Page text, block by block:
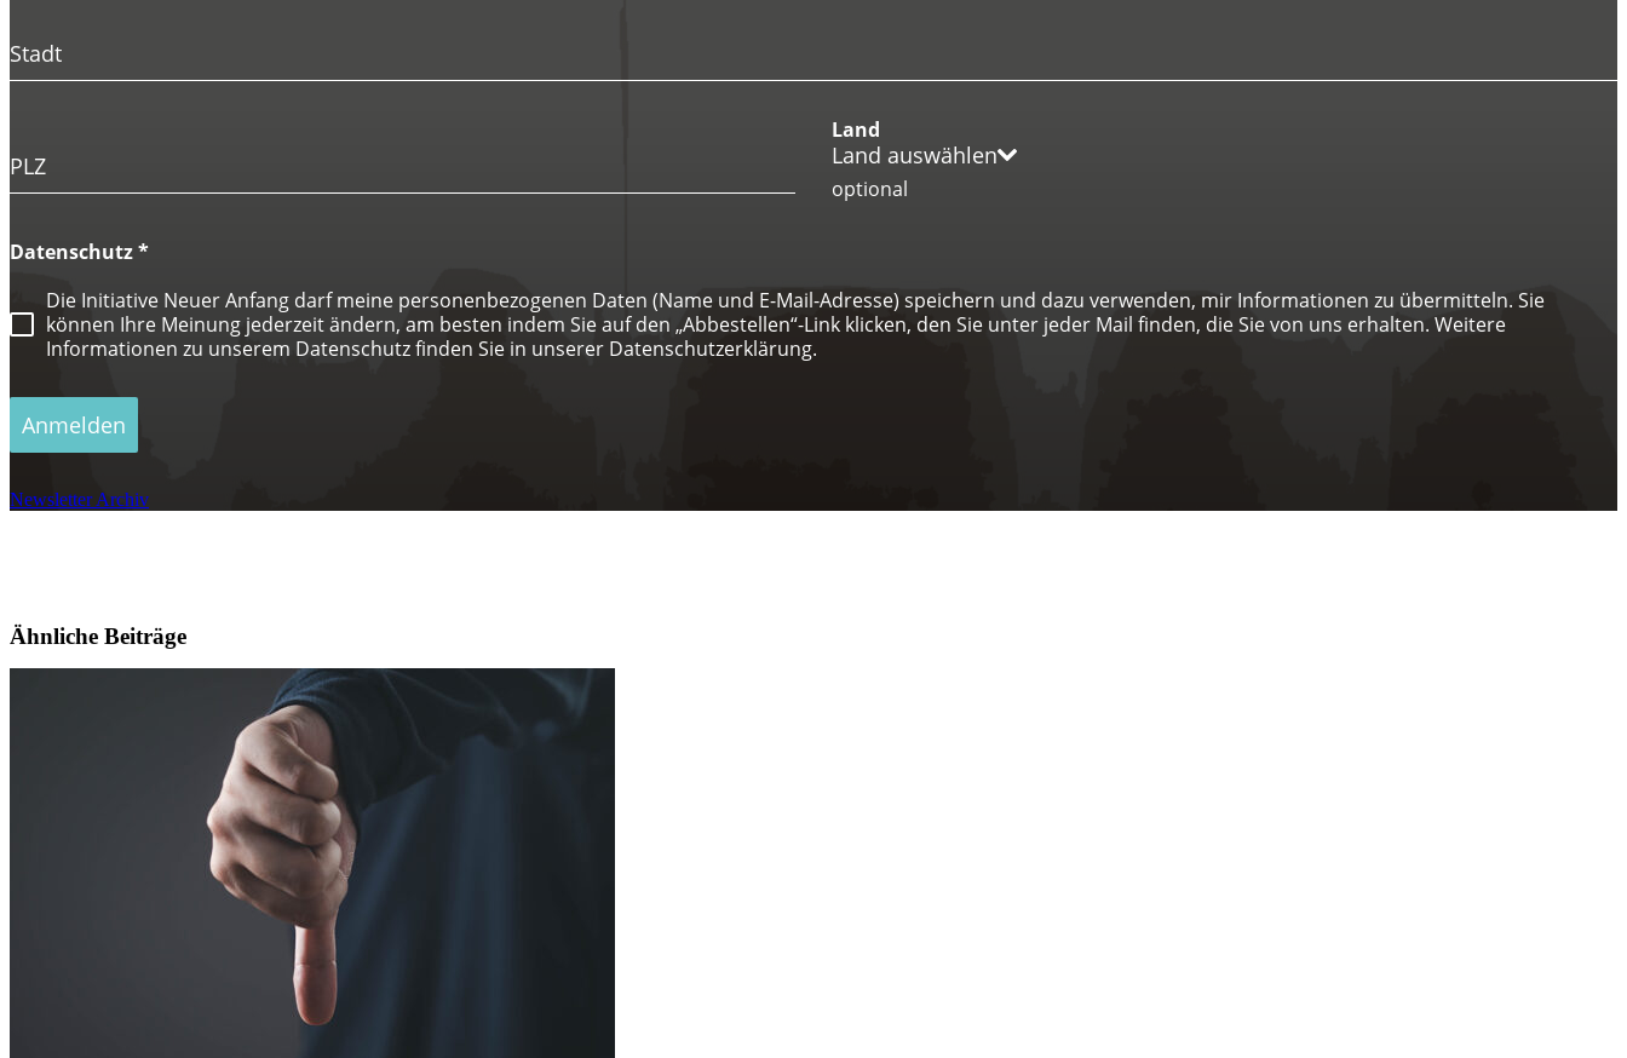
Stadt
PLZ
Land
Land auswählen
optional
Datenschutz*
Die Initiative Neuer Anfang darf meine personenbezogenen Daten (Name und E-Mail-Adresse) speichern und dazu verwenden, mir Informationen zu übermitteln. Sie
können Ihre Meinung jederzeit ändern, am besten indem Sie auf den „Abbestellen“-Link klicken, den Sie unter jeder Mail finden, die Sie von uns erhalten. Weitere
Informationen zu unserem Datenschutz finden Sie in unserer Datenschutzerklärung.
Anmelden
Newsletter Archiv
Ähnliche Beiträge